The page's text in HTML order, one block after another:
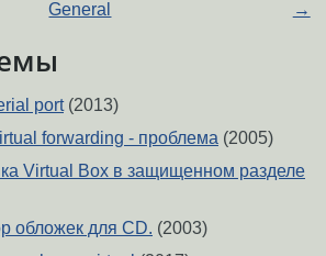
General →
port(2013)
forwarding - проблема (2005)
Virtual Box в защищенном разделе
обложек для CD. (2003)